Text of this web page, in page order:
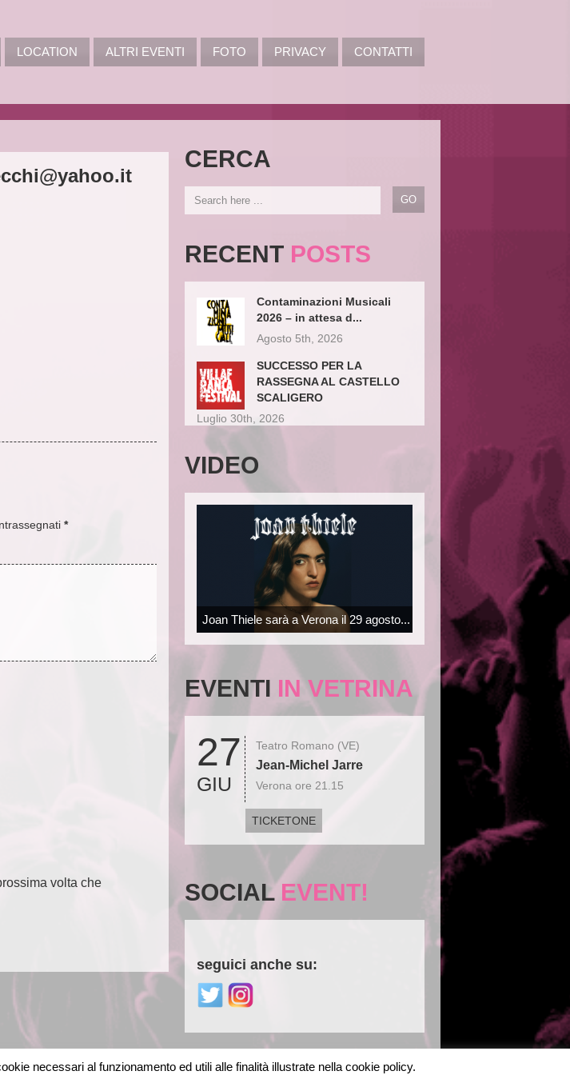
LOCATION ALTRI EVENTI FOTO PRIVACY CONTATTI
CERCA
RECENT POSTS
Contaminazioni Musicali
2026 – in attesa d...
Agosto 5th, 2026
SUCCESSO PER LA
RASSEGNA AL CASTELLO
SCALIGERO
Luglio 30th, 2026
VIDEO
Joan Thiele sarà a Verona il 29 agosto...
EVENTI IN VETRINA
27
GIU
Teatro Romano (VE)
Jean-Michel Jarre
Verona ore 21.15
TICKETONE
SOCIALEVENT!
seguici anche su:
*
volta che
necessari al funzionamento ed utili alle finalità illustrate nella cookie policy.